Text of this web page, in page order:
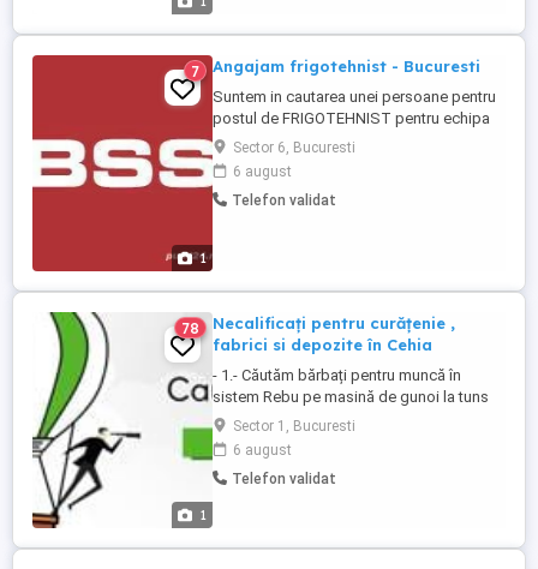
1
7 Angajam frigotehnist - Bucuresti
Suntem in cautarea unei persoane pentru
postul de FRIGOTEHNIST pentru echipa
noastra din Bucuresti. Cerinte: Calificare
de frigotehnist (obligatoriu); Certificare
AGFR valabila; Permis de conducere
categoria B; Experienta in intretinerea
Sector 6, Bucuresti
6 august
Telefon validat
1
78
Necalificați pentru curățenie ,
fabrici si depozite în Cehia
- 1.- Căutăm bărbați pentru muncă în
sistem Rebu pe masină de gunoi la tuns
iarba și curățenie în Cehia ,stau cîte 2
bărbați inăuntru în masină cu soferul si la
fiecare punct de incarcare coboriti jos si
trageți tomberoanele la masină pînă ce
Sector 1, Bucuresti
6 august
Telefon validat